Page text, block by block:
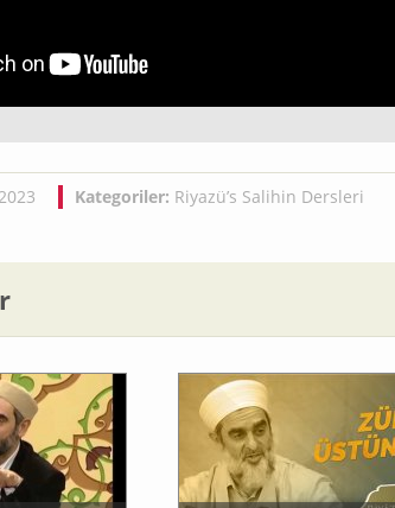
Kategoriler: Riyazü’s Salihin Dersleri